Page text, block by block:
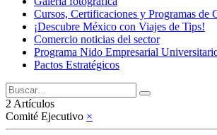
Cursos, Certificaciones y Programas de
¡Descubre México con Viajes de Tips!
Comercio noticias del sector
Programa Nido Empresarial
Pactos Estratégicos
2 Artículos
Comité Ejecutivo ×